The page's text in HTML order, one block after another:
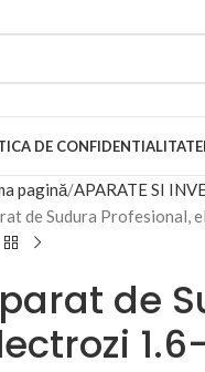
DE CONFIDENTIALITATE
pagină APARATE SI
de Sudura Profesional,
de